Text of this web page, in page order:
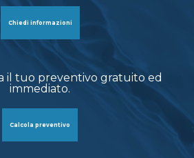
Chiedi informazioni
il tuo preventivo gratuito ed
immediato.
Calcola preventivo